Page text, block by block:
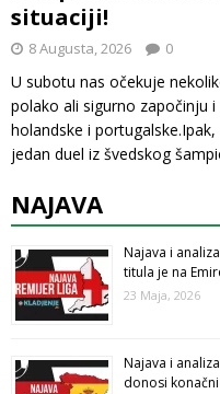
situaciji!
8 Augusta, 2026 0
U subotu nas očekuje
polako ali sigurno započinju
holandske i
jedan duel iz švedskog
NAJAVA
Najava i
titula je na
23 Maja, 2026
Najava i
donosi